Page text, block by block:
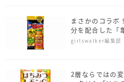
まさかのコラボ
分を配合した「
girlswalker編集部
2層ならではの